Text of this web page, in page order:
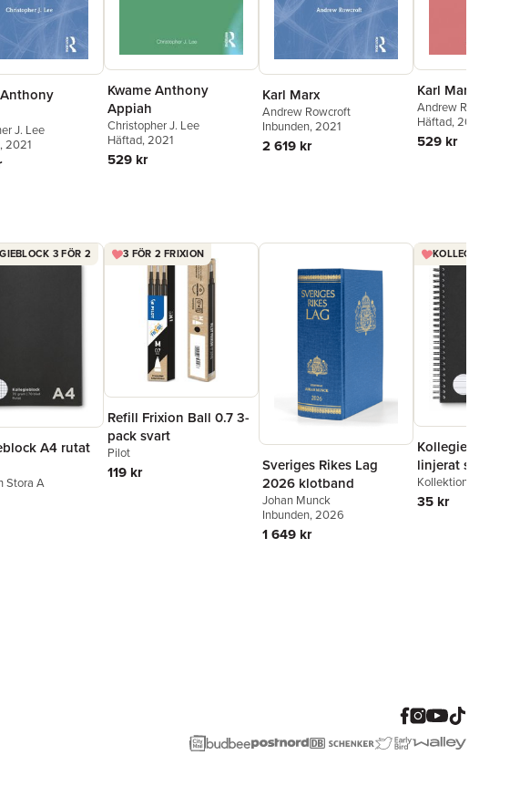
J. Lee
, 2021
Kwame Anthony
Appiah
Christopher J. Lee
Häftad, 2021
529 kr
Karl Marx
Andrew Rowcroft
Inbunden, 2021
2 619 kr
Karl Marx
Andrew Rowcroft
Häftad, 2021
529 kr
3 FÖR 2
A4 rutat
Stora A
3 FÖR 2 FRIXION
Refill Frixion Ball 0.7 3-
pack svart
Pilot
119 kr
Sveriges Rikes Lag
2026 klotband
Johan Munck
Inbunden, 2026
1 649 kr
Kollegieblock
linjerat svart
Kollektion Stora A
35 kr